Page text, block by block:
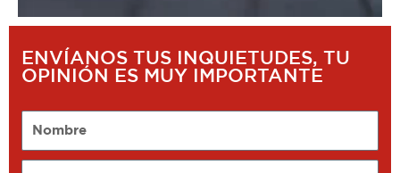
ENVÍANOS TUS INQUIETUDES, TU
OPINIÓN ES MUY IMPORTANTE